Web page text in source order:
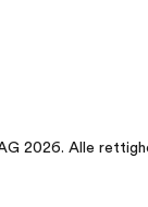
2026. Alle